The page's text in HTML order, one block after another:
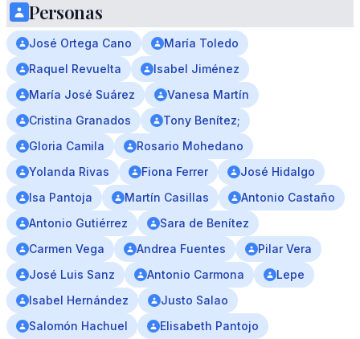
Personas
José Ortega Cano
María Toledo
Raquel Revuelta
Isabel Jiménez
María José Suárez
Vanesa Martín
Cristina Granados
Tony Benítez;
Gloria Camila
Rosario Mohedano
Yolanda Rivas
Fiona Ferrer
José Hidalgo
Isa Pantoja
Martín Casillas
Antonio Castaño
Antonio Gutiérrez
Sara de Benítez
Carmen Vega
Andrea Fuentes
Pilar Vera
José Luis Sanz
Antonio Carmona
Lepe
Isabel Hernández
Justo Salao
Salomón Hachuel
Elisabeth Pantojo